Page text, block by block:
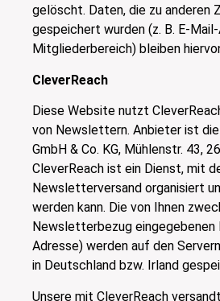
gelöscht. Daten, die zu anderen
gespeichert wurden (z. B. E-
Mitgliederbereich) bleiben
CleverReach
Diese Website nutzt
von Newslettern. Anbieter ist
GmbH & Co. KG, Mühlenstr. 43,
CleverReach ist ein Dienst, mit
Newsletterversand organisiert
werden kann. Die von Ihnen
Newsletterbezug eingegebenen
Adresse) werden auf den
in Deutschland bzw. Irland
Unsere mit CleverReach